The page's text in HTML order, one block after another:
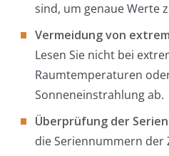
sind, um genaue Werte
Vermeidung von
Lesen Sie nicht bei
Raumtemperaturen
Sonneneinstrahlung ab.
Überprüfung der
die Seriennummern der